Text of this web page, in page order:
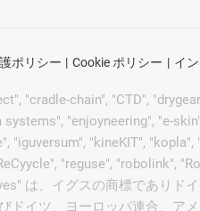
ポリシー Cookie ポリシー イ
"cradle-chain", "CTD",
"enjoyneering", "e-
"iguversum", "kineKIT",
"reguse", "robolink",
は、イグスの商標でありド
イツ、ヨーロッパ連合、ア